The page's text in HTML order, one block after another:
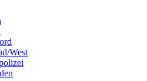
West